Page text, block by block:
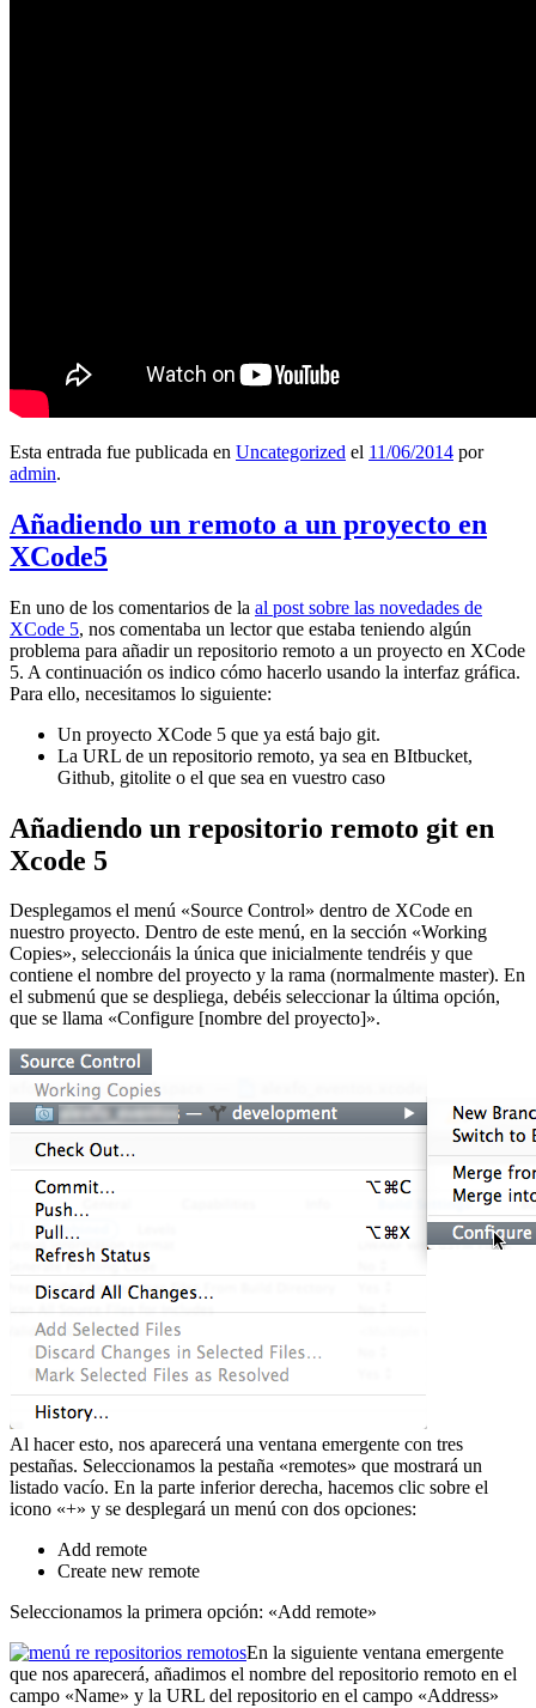
Esta entrada fue publicada en Uncategorized el 11/06/2014 por
admin.
Añadiendo un remoto a un proyecto en
XCode5
En uno de los comentarios de la al post sobre las novedades de
XCode 5, nos comentaba un lector que estaba teniendo algún
problema para añadir un repositorio remoto a un proyecto en XCode
5. A continuación os indico cómo hacerlo usando la interfaz gráfica.
Para ello, necesitamos lo siguiente:
Un proyecto XCode 5 que ya está bajo git.
La URL de un repositorio remoto, ya sea en BItbucket,
Github, gitolite o el que sea en vuestro caso
Añadiendo un repositorio remoto git en
Xcode 5
Desplegamos el menú «Source Control» dentro de XCode en
nuestro proyecto. Dentro de este menú, en la sección «Working
Copies», seleccionáis la única que inicialmente tendréis y que
contiene el nombre del proyecto y la rama (normalmente master). En
el submenú que se despliega, debéis seleccionar la última opción,
que se llama «Configure [nombre del proyecto]».
Al hacer esto, nos aparecerá una ventana emergente con tres
pestañas. Seleccionamos la pestaña «remotes» que mostrará un
listado vacío. En la parte inferior derecha, hacemos clic sobre el
icono «+» y se desplegará un menú con dos opciones:
Add remote
Create new remote
Seleccionamos la primera opción: «Add remote»
En la siguiente ventana emergente
que nos aparecerá, añadimos el nombre del repositorio remoto en el
campo «Name» y la URL del repositorio en el campo «Address»